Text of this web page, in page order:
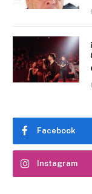
Facebook
Instagram